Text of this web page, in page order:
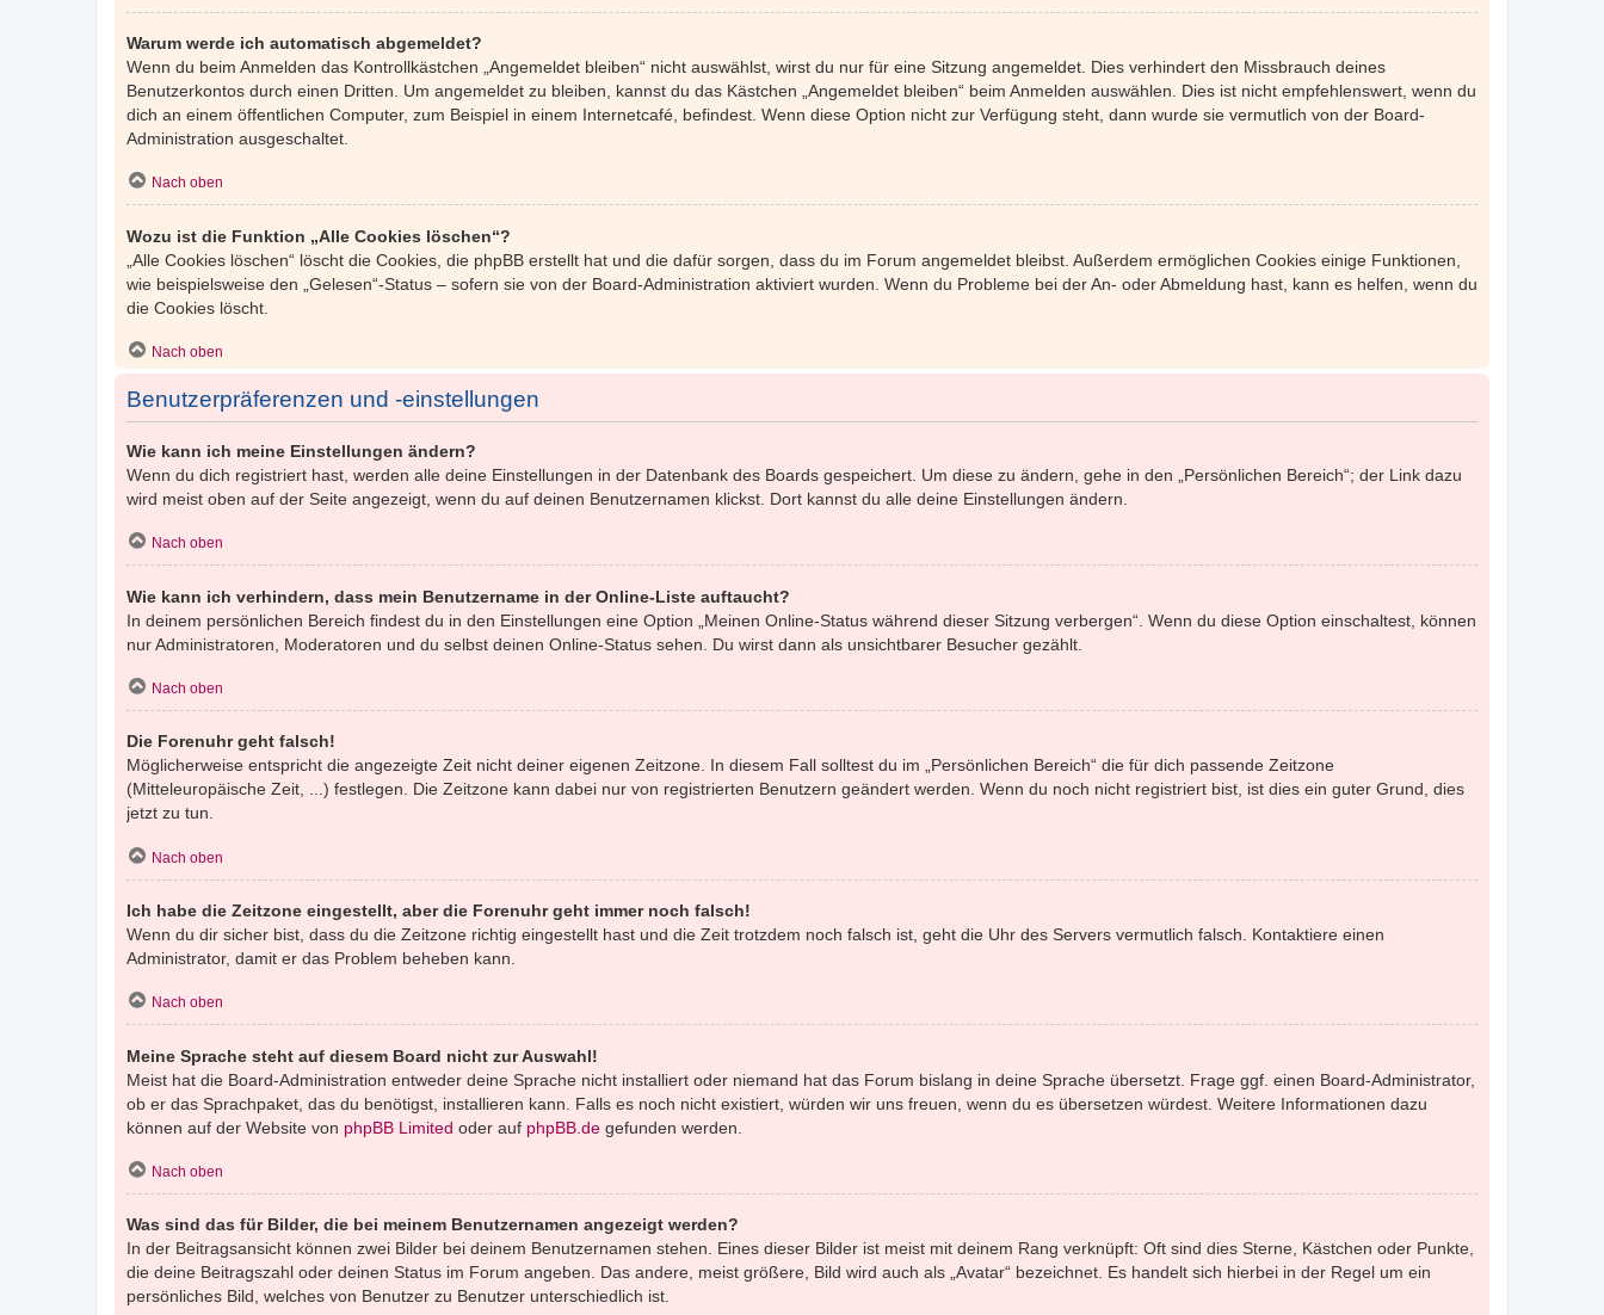
Warum werde ich automatisch abgemeldet?
Wenn du beim Anmelden das Kontrollkästchen „Angemeldet bleiben“ nicht auswählst, wirst du nur für eine Sitzung angemeldet. Dies verhindert den Missbrauch deines
Benutzerkontos durch einen Dritten. Um angemeldet zu bleiben, kannst du das Kästchen „Angemeldet bleiben“ beim Anmelden auswählen. Dies ist nicht empfehlenswert, wenn du
dich an einem öffentlichen Computer, zum Beispiel in einem Internetcafé, befindest. Wenn diese Option nicht zur Verfügung steht, dann wurde sie vermutlich von der Board-
Administration ausgeschaltet.
Nach oben
Wozu ist die Funktion „Alle Cookies löschen“?
„Alle Cookies löschen“ löscht die Cookies, die phpBB erstellt hat und die dafür sorgen, dass du im Forum angemeldet bleibst. Außerdem ermöglichen Cookies einige Funktionen,
wie beispielsweise den „Gelesen“-Status – sofern sie von der Board-Administration aktiviert wurden. Wenn du Probleme bei der An- oder Abmeldung hast, kann es helfen, wenn du
die Cookies löscht.
Nach oben
Benutzerpräferenzen und -einstellungen
Wie kann ich meine Einstellungen ändern?
Wenn du dich registriert hast, werden alle deine Einstellungen in der Datenbank des Boards gespeichert. Um diese zu ändern, gehe in den „Persönlichen Bereich“; der Link dazu
wird meist oben auf der Seite angezeigt, wenn du auf deinen Benutzernamen klickst. Dort kannst du alle deine Einstellungen ändern.
Nach oben
Wie kann ich verhindern, dass mein Benutzername in der Online-Liste auftaucht?
In deinem persönlichen Bereich findest du in den Einstellungen eine Option „Meinen Online-Status während dieser Sitzung verbergen“. Wenn du diese Option einschaltest, können
nur Administratoren, Moderatoren und du selbst deinen Online-Status sehen. Du wirst dann als unsichtbarer Besucher gezählt.
Nach oben
Die Forenuhr geht falsch!
Möglicherweise entspricht die angezeigte Zeit nicht deiner eigenen Zeitzone. In diesem Fall solltest du im „Persönlichen Bereich“ die für dich passende Zeitzone
(Mitteleuropäische Zeit, ...) festlegen. Die Zeitzone kann dabei nur von registrierten Benutzern geändert werden. Wenn du noch nicht registriert bist, ist dies ein guter Grund, dies
jetzt zu tun.
Nach oben
Ich habe die Zeitzone eingestellt, aber die Forenuhr geht immer noch falsch!
Wenn du dir sicher bist, dass du die Zeitzone richtig eingestellt hast und die Zeit trotzdem noch falsch ist, geht die Uhr des Servers vermutlich falsch. Kontaktiere einen
Administrator, damit er das Problem beheben kann.
Nach oben
Meine Sprache steht auf diesem Board nicht zur Auswahl!
Meist hat die Board-Administration entweder deine Sprache nicht installiert oder niemand hat das Forum bislang in deine Sprache übersetzt. Frage ggf. einen Board-Administrator,
ob er das Sprachpaket, das du benötigst, installieren kann. Falls es noch nicht existiert, würden wir uns freuen, wenn du es übersetzen würdest. Weitere Informationen dazu
können auf der Website von phpBB Limited oder auf phpBB.de gefunden werden.
Nach oben
Was sind das für Bilder, die bei meinem Benutzernamen angezeigt werden?
In der Beitragsansicht können zwei Bilder bei deinem Benutzernamen stehen. Eines dieser Bilder ist meist mit deinem Rang verknüpft: Oft sind dies Sterne, Kästchen oder Punkte,
die deine Beitragszahl oder deinen Status im Forum angeben. Das andere, meist größere, Bild wird auch als „Avatar“ bezeichnet. Es handelt sich hierbei in der Regel um ein
persönliches Bild, welches von Benutzer zu Benutzer unterschiedlich ist.